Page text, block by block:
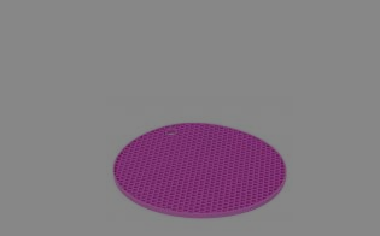
G_ENABLED_IDPS